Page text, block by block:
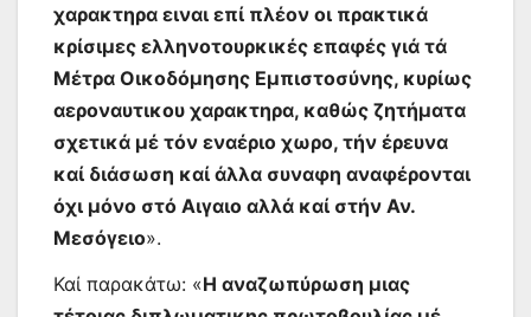
χαρακτηρα ειναι επί πλέον οι πρακτικά
κρίσιμες ελληνοτουρκικές επαφές γιά τά
Μέτρα Οικοδόμησης Εμπιστοσύνης, κυρίως
αεροναυτικου χαρακτηρα, καθώς ζητήματα
σχετικά μέ τόν εναέριο χωρο, τήν έρευνα
καί διάσωση καί άλλα συναφη αναφέρονται
όχι μόνο στό Αιγαιο αλλά καί στήν Αν.
Μεσόγειο».
Καί παρακάτω: «Η αναζωπύρωση μιας